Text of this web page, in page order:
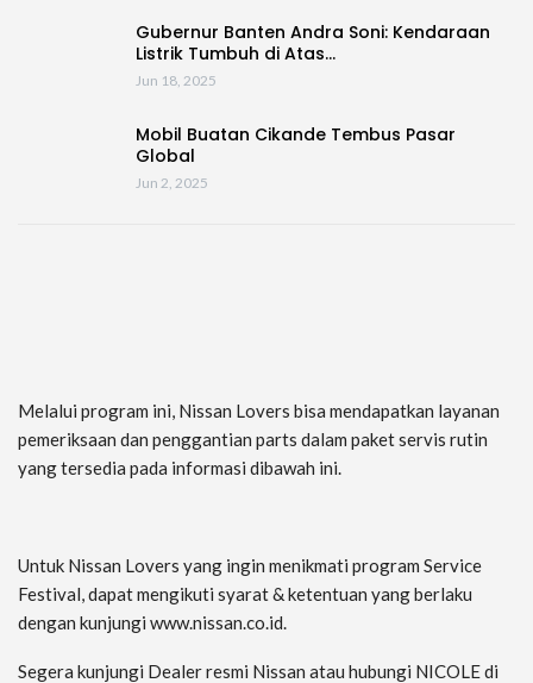
Gubernur Banten Andra Soni: Kendaraan
Listrik Tumbuh di Atas…
Jun 18, 2025
Mobil Buatan Cikande Tembus Pasar
Global
Jun 2, 2025
Melalui program ini, Nissan Lovers bisa mendapatkan layanan
pemeriksaan dan penggantian parts dalam paket servis rutin
yang tersedia pada informasi dibawah ini.
Untuk Nissan Lovers yang ingin menikmati program Service
Festival, dapat mengikuti syarat & ketentuan yang berlaku
dengan kunjungi www.nissan.co.id.
Segera kunjungi Dealer resmi Nissan atau hubungi NICOLE di